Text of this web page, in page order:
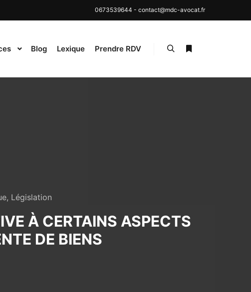
0673539644 - contact@mdc-avocat.fr
Blog Lexique Prendre RDV
, Législation
À CERTAINS ASPECTS
DE BIENS